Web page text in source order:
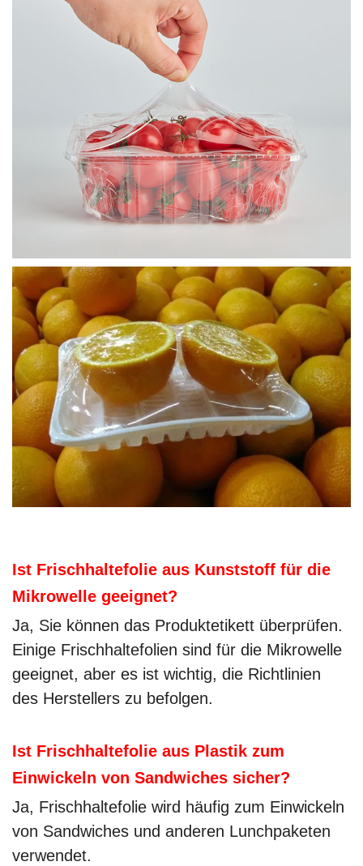
Ist Frischhaltefolie aus Kunststoff für die
Mikrowelle geeignet?
Ja, Sie können das Produktetikett überprüfen.
Einige Frischhaltefolien sind für die Mikrowelle
geeignet, aber es ist wichtig, die Richtlinien
des Herstellers zu befolgen.
Ist Frischhaltefolie aus Plastik zum
Einwickeln von Sandwiches sicher?
Ja, Frischhaltefolie wird häufig zum Einwickeln
von Sandwiches und anderen Lunchpaketen
verwendet.